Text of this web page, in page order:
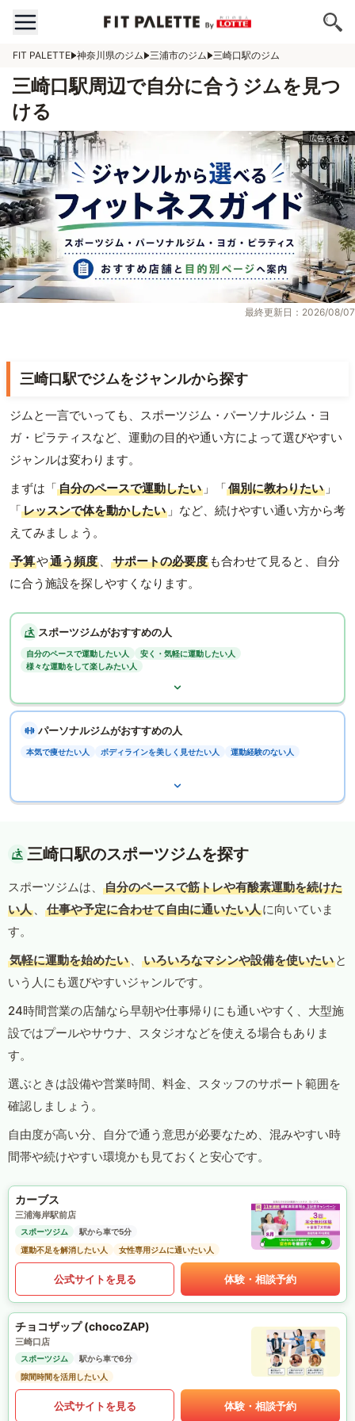
FIT PALETTE 神奈川県のジム 三浦市のジム 三崎口駅のジム
三崎口駅周辺で自分に合うジムを見つ
ける
最終更新日：2026/08/07
三崎口駅でジムをジャンルから探す
ジムと一言でいっても、スポーツジム・パーソナルジム・ヨ
ガ・ピラティスなど、運動の目的や通い方によって選びやすい
ジャンルは変わります。
まずは「自分のペースで運動したい 」「個別に教わりたい 」
「レッスンで体を動かしたい 」など、続けやすい通い方から考
えてみましょう。
予算や通う頻度 、 サポートの必要度 も合わせて見ると、自分
に合う施設を探しやすくなります。
スポーツジムがおすすめの人
自分のペースで運動したい人
安く・気軽に運動したい人
様々な運動をして楽しみたい人
パーソナルジムがおすすめの人
本気で痩せたい人 ボディラインを美しく見せたい人 運動経験のない人
三崎口駅のスポーツジムを探す
スポーツジムは、
自分のペースで筋トレや有酸素運動を続けた
い人 、 仕事や予定に合わせて自由に通いたい人に向いていま
す。
気軽に運動を始めたい 、 いろいろなマシンや設備を使いたい と
いう人にも選びやすいジャンルです。
24時間営業の店舗なら早朝や仕事帰りにも通いやすく、大型施
設ではプールやサウナ、スタジオなどを使える場合もありま
す。
選ぶときは設備や営業時間、料金、スタッフのサポート範囲を
確認しましょう。
自由度が高い分、自分で通う意思が必要なため、混みやすい時
間帯や続けやすい環境かも見ておくと安心です。
カーブス
三浦海岸駅前店
スポーツジム
駅から車で5分
運動不足を解消したい人
女性専用ジムに通いたい人
公式サイトを見る 体験・相談予約
チョコザップ (chocoZAP)
三崎口店
スポーツジム
駅から車で6分
隙間時間を活用したい人
公式サイトを見る 体験・相談予約